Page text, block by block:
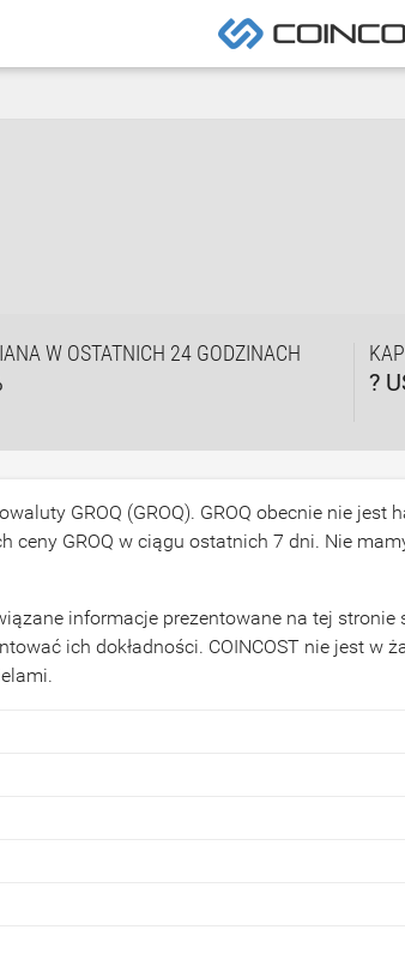
W OSTATNICH 24 GODZINACH
?
GROQ (GROQ). GROQ obecnie nie jest
ceny GROQ w ciągu ostatnich 7 dni. Nie
informacje prezentowane na tej
ich dokładności. COINCOST nie jest w